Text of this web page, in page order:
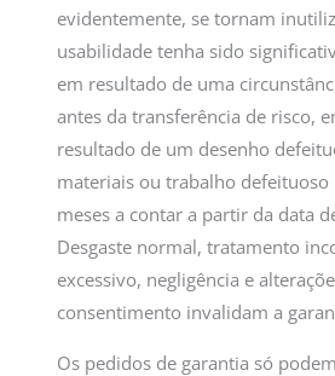
evidentemente, se tornam
usabilidade tenha sido
em resultado de uma
antes da transferência de risco,
resultado de um desenho
materiais ou trabalho defeituoso
meses a contar a partir da data
Desgaste normal, tratamento
excessivo, negligência e
consentimento invalidam a
Os pedidos de garantia só